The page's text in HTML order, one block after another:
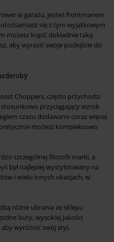
w garażu, jesteś frontmanem
się z tym wyjątkowym
możesz kupić dokładnie taką
aby wyrazić swoje podejście do
Choppers, często przychodzi
przyciągający wzrok
czasu dodawano coraz więcej
możesz kompleksowo
szczególnej filozofii marki, a
był najlepiej wystylizowany na
i wielu innych okazjach, w
różne ubrania ze sklepu
buty, wysokiej jakości
aby wyróżnić swój styl.